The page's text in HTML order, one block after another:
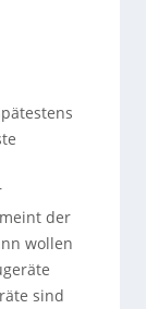
der
wollen
sind